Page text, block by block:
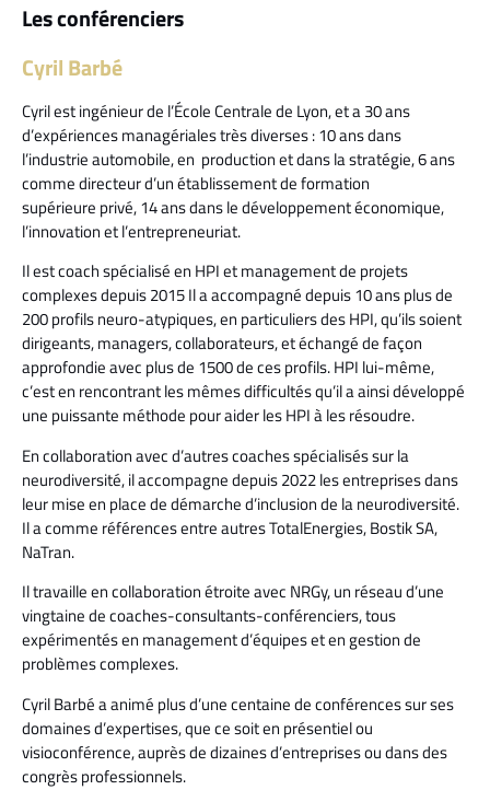
Les conférenciers
Cyril Barbé
Cyril est ingénieur de l’École Centrale de Lyon, et a 30 ans
d’expériences managériales très diverses : 10 ans dans
l’industrie automobile, en production et dans la stratégie, 6 ans
comme directeur d’un établissement de formation
supérieure privé, 14 ans dans le développement économique,
l’innovation et l’entrepreneuriat.
Il est coach spécialisé en HPI et management de projets
complexes depuis 2015 Il a accompagné depuis 10 ans plus de
200 profils neuro-atypiques, en particuliers des HPI, qu’ils soient
dirigeants, managers, collaborateurs, et échangé de façon
approfondie avec plus de 1500 de ces profils. HPI lui-même,
c’est en rencontrant les mêmes difficultés qu’il a ainsi développé
une puissante méthode pour aider les HPI à les résoudre.
En collaboration avec d’autres coaches spécialisés sur la
neurodiversité, il accompagne depuis 2022 les entreprises dans
leur mise en place de démarche d’inclusion de la neurodiversité.
Il a comme références entre autres TotalEnergies, Bostik SA,
NaTran.
Il travaille en collaboration étroite avec NRGy, un réseau d’une
vingtaine de coaches-consultants-conférenciers, tous
expérimentés en management d’équipes et en gestion de
problèmes complexes.
Cyril Barbé a animé plus d’une centaine de conférences sur ses
domaines d’expertises, que ce soit en présentiel ou
visioconférence, auprès de dizaines d’entreprises ou dans des
congrès professionnels.